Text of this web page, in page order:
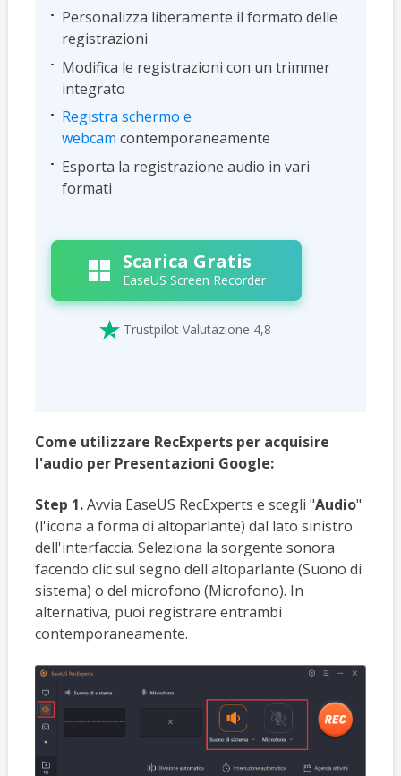
Personalizza liberamente il formato delle
registrazioni
Modifica le registrazioni con un trimmer
integrato
Registra schermo e
webcam contemporaneamente
Esporta la registrazione audio in vari
formati
Scarica Gratis
EaseUS Screen Recorder
 Trustpilot Valutazione 4,8
Come utilizzare RecExperts per acquisire
l'audio per Presentazioni Google:
Step 1.Avvia EaseUS RecExperts e scegli "Audio"
(l'icona a forma di altoparlante) dal lato sinistro
dell'interfaccia. Seleziona la sorgente sonora
facendo clic sul segno dell'altoparlante (Suono di
sistema) o del microfono (Microfono). In
alternativa, puoi registrare entrambi
contemporaneamente.